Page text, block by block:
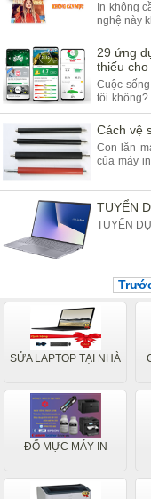
In không
nghệ này
bạn có
được gọi
29 ứng
thiếu
Cuộc
tôi không?
gôn thì có
thiết bị di
Cách vệ
Con lăn
của máy
ơn các
TUYỂN
TUYỂN
SỬA LAPTOP TẠI NHÀ
ĐỔ MỰC MÁY IN